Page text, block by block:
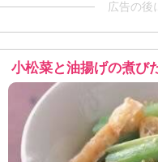
広告の後
小松菜と油揚げの煮び